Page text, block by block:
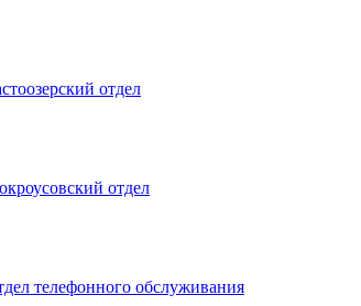
отдел
отдел
телефонного обслуживания